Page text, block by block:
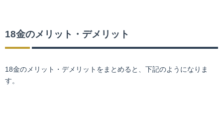
18金のメリット・デメリット
18金のメリット・デメリットをまとめると、下記のようになりま
す。